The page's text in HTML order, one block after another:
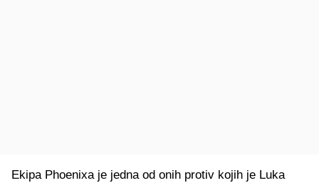
Ekipa Phoenixa je jedna od onih protiv kojih je Luka